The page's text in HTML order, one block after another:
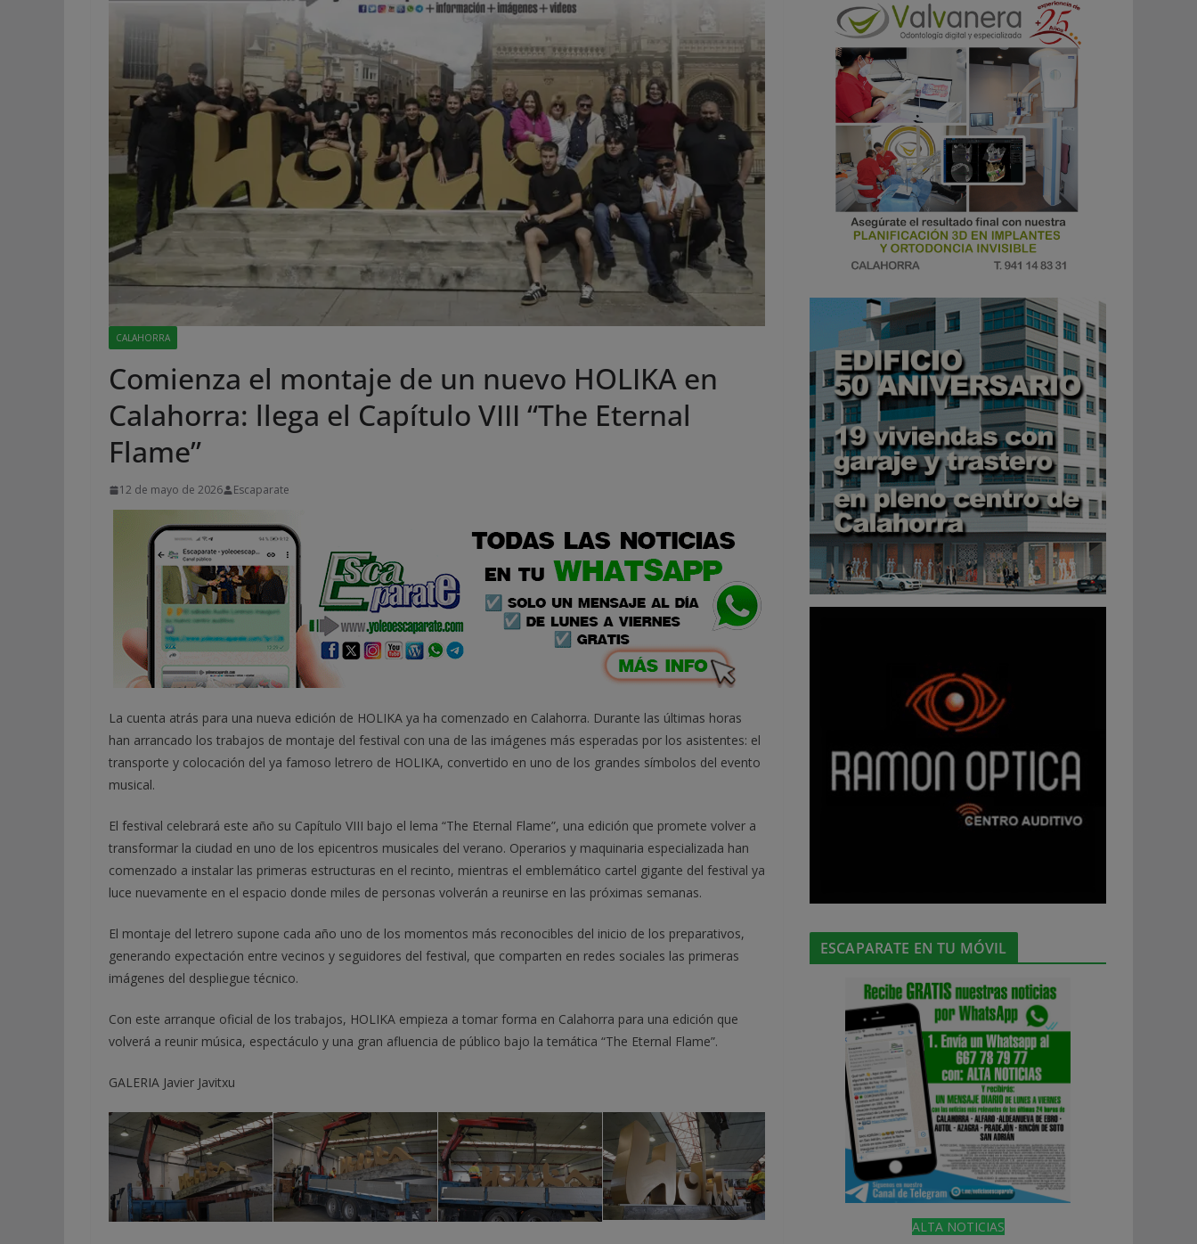
CALAHORRA
Comienza el montaje de un nuevo HOLIKA en
Calahorra: llega el Capítulo VIII “The Eternal
Flame”
12 de mayo de 2026 Escaparate
La cuenta atrás para una nueva edición de HOLIKA ya ha comenzado en Calahorra. Durante las últimas horas
han arrancado los trabajos de montaje del festival con una de las imágenes más esperadas por los asistentes: el
transporte y colocación del ya famoso letrero de HOLIKA, convertido en uno de los grandes símbolos del evento
musical.
El festival celebrará este año su Capítulo VIII bajo el lema “The Eternal Flame”, una edición que promete volver a
transformar la ciudad en uno de los epicentros musicales del verano. Operarios y maquinaria especializada han
comenzado a instalar las primeras estructuras en el recinto, mientras el emblemático cartel gigante del festival ya
luce nuevamente en el espacio donde miles de personas volverán a reunirse en las próximas semanas.
El montaje del letrero supone cada año uno de los momentos más reconocibles del inicio de los preparativos,
generando expectación entre vecinos y seguidores del festival, que comparten en redes sociales las primeras
imágenes del despliegue técnico.
Con este arranque oficial de los trabajos, HOLIKA empieza a tomar forma en Calahorra para una edición que
volverá a reunir música, espectáculo y una gran afluencia de público bajo la temática “The Eternal Flame”.
GALERIA Javier Javitxu
ESCAPARATE EN TU MÓVIL
ALTA NOTICIAS